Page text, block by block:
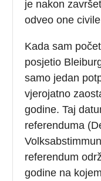
je nakon
odveo one
Kada sam
posjetio
samo jedan
vjerojatno
godine. Taj
referenduma
referendum
godine na